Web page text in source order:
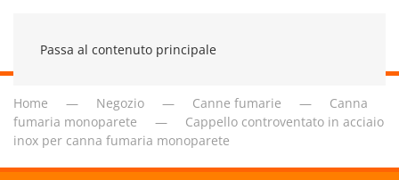
Passa al contenuto principale
Home Negozio Canne fumarie
Canna
fumaria monoparete
Cappello controventato in acciaio
inox per canna fumaria monoparete